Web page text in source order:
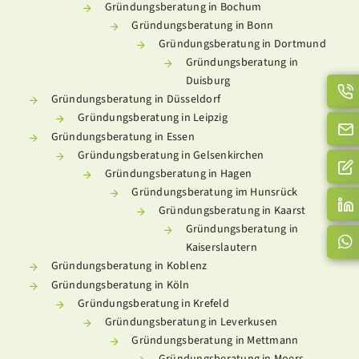
Gründungsberatung in Bochum
Gründungsberatung in Bonn
Gründungsberatung in Dortmund
Gründungsberatung in
Duisburg
Gründungsberatung in Düsseldorf
Gründungsberatung in Leipzig
Gründungsberatung in Essen
Gründungsberatung in Gelsenkirchen
Gründungsberatung in Hagen
Gründungsberatung im Hunsrück
Gründungsberatung in Kaarst
Gründungsberatung in
Kaiserslautern
Gründungsberatung in Koblenz
Gründungsberatung in Köln
Gründungsberatung in Krefeld
Gründungsberatung in Leverkusen
Gründungsberatung in Mettmann